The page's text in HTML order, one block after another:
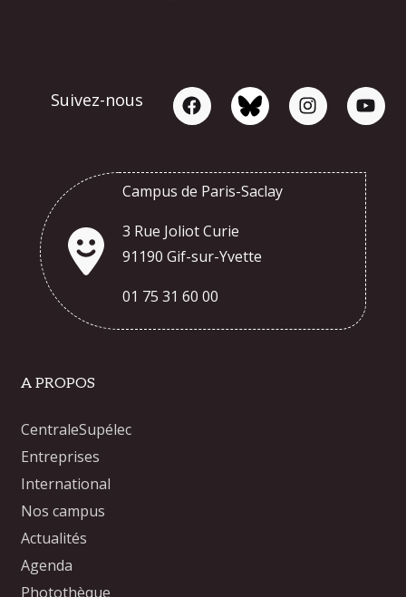
Suivez-nous
Campus de Paris-Saclay
3 Rue Joliot Curie
91190 Gif-sur-Yvette
01 75 31 60 00
A PROPOS
CentraleSupélec
Entreprises
International
Nos campus
Actualités
Agenda
Photothèque